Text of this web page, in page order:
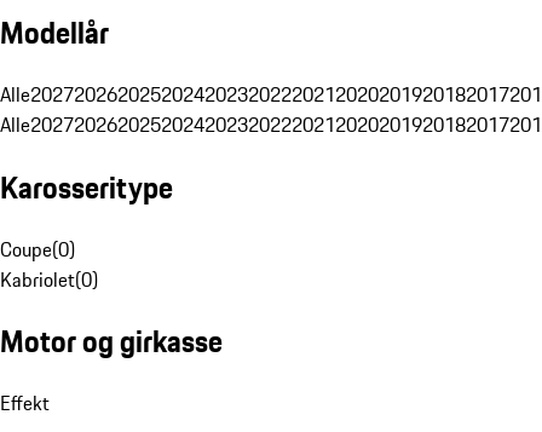
Modellår
Alle20272026202520242023202220212020201920182017
Alle20272026202520242023202220212020201920182017
Karosseritype
Coupe(0)
Kabriolet(0)
Motor og girkasse
Effekt